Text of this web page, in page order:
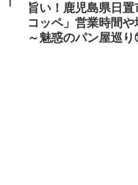
旨い！鹿児島県日
コッペ」営業時間
～魅惑のパン屋巡